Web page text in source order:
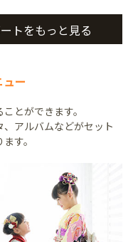
トをもっと見る
ー
とができます。
アルバムなどがセット
す。